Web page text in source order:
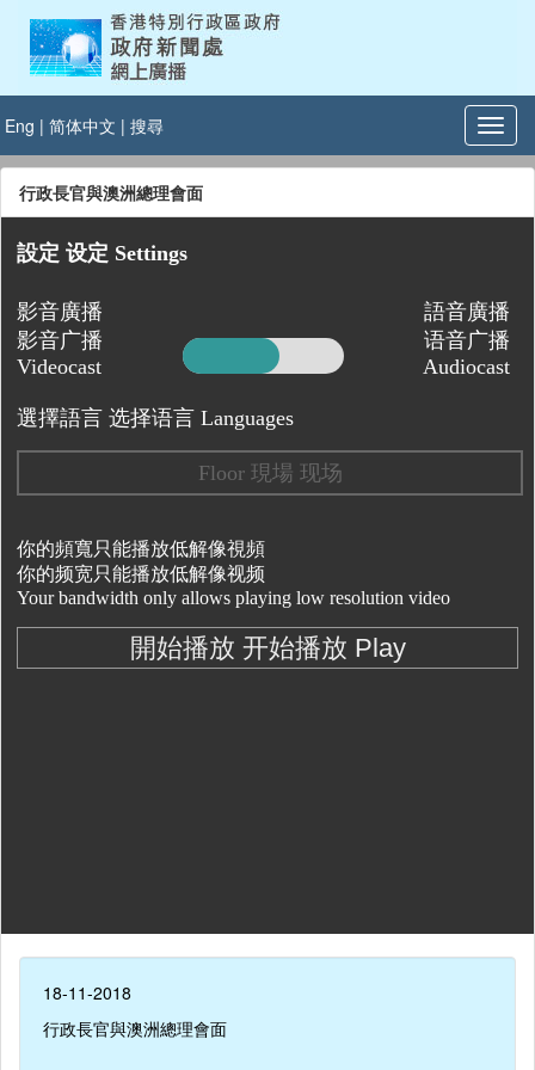
Eng | 简体中文 | 搜尋
行政長官與澳洲總理會面
18-11-2018
行政長官與澳洲總理會面